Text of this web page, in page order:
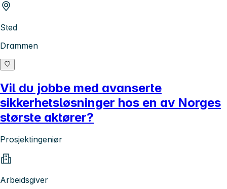
Sted
Drammen
Vil du jobbe med avanserte
sikkerhetsløsninger hos en av Norges
største aktører?
Prosjektingeniør
Arbeidsgiver